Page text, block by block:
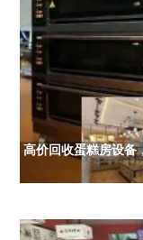
高价回收蛋糕房设备